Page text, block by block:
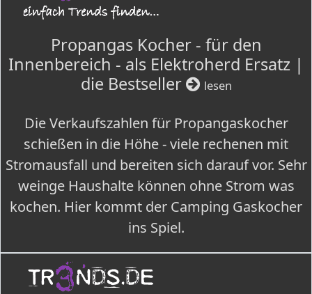
Propangas Kocher - für den
Innenbereich - als Elektroherd Ersatz |
die Bestseller
lesen
Die Verkaufszahlen für Propangaskocher
schießen in die Höhe - viele rechenen mit
Stromausfall und bereiten sich darauf vor. Sehr
weinge Haushalte können ohne Strom was
kochen. Hier kommt der Camping Gaskocher
ins Spiel.